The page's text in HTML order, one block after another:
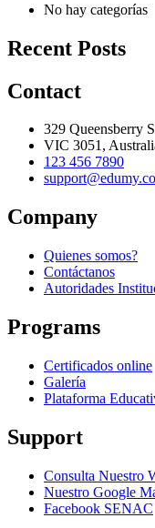
No hay categorías
Recent Posts
Contact
329 Queensberry
VIC 3051,
123 456 7890
Company
Quienes somos?
Contáctanos
Autoridades
Programs
Certificados online
Galería
Plataforma
Support
Consulta Nuestro
Nuestro Google
Facebook SENAC